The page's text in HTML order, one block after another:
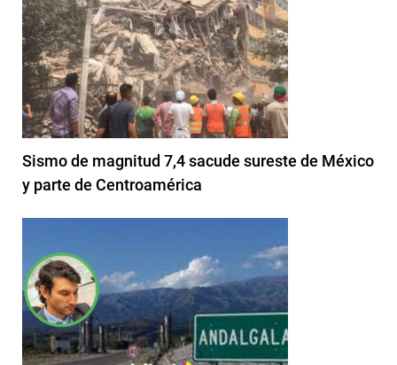
Sismo de magnitud 7,4 sacude sureste de México
y parte de Centroamérica